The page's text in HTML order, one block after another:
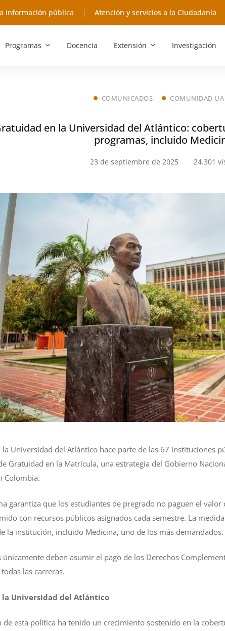
información pública Atención y servicios a la Ciudadanía
Programas Docencia Extensión Investigación
COMUNICADOS COMUNIDAD UA
en la Universidad del Atlántico:
programas, incluido
23 de septiembre de 2025 24.301
la Universidad del Atlántico hace parte de las 67 instituciones
Gratuidad en la Matrícula, una estrategia del Gobierno
Colombia.
garantiza que los estudiantes de pregrado no paguen el
con recursos públicos asignados cada semestre. La
la institución, incluido Medicina, uno de los más demandados.
únicamente deben asumir el pago de los Derechos
las carreras.
la Universidad del Atlántico
de esta política ha tenido un crecimiento sostenido en la